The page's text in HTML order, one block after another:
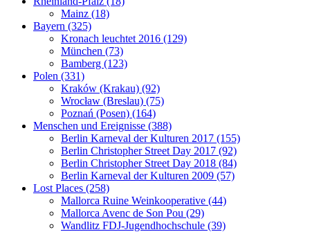
Mainz (18)
Bayern (325)
Kronach leuchtet 2016 (129)
München (73)
Bamberg (123)
Polen (331)
Kraków (Krakau) (92)
Wrocław (Breslau) (75)
Poznań (Posen) (164)
Menschen und Ereignisse (388)
Berlin Karneval der Kulturen 2017 (155)
Berlin Christopher Street Day 2017 (92)
Berlin Christopher Street Day 2018 (84)
Berlin Karneval der Kulturen 2009 (57)
Lost Places (258)
Mallorca Ruine Weinkooperative (44)
Mallorca Avenc de Son Pou (29)
Wandlitz FDJ-Jugendhochschule (39)